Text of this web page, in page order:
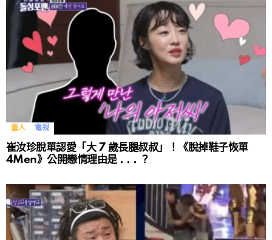
藝人 電視
崔汝珍脫單認愛「大 7 歲長腿叔叔」！《脫掉鞋子恢單
4Men》公開戀情理由是 . . . ？